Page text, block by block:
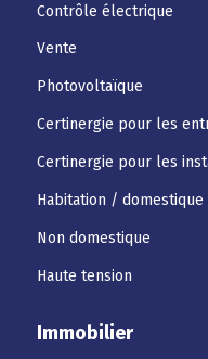
Contrôle électrique
Vente
Photovoltaïque
Certinergie pour les
Certinergie pour les
Habitation / domestique
Non domestique
Haute tension
Immobilier